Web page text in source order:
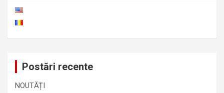
Postări recente
NOUTĂȚI